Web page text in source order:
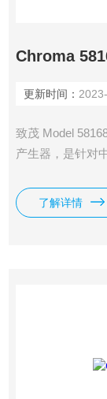
Chroma
更新时间：
致茂 Model
产生器，是针对
自同时控制一台
响，如同是四个
了解详情